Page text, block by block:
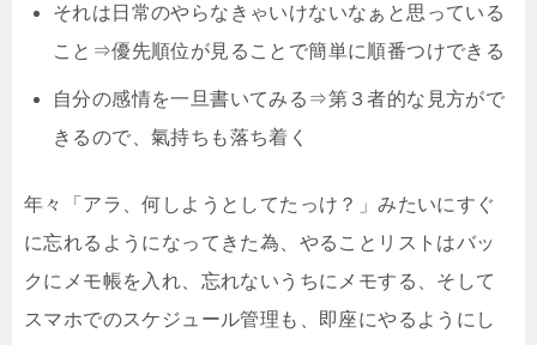
それは日常のやらなきゃいけないなぁと思っている
こと⇒優先順位が見ることで簡単に順番つけできる
自分の感情を一旦書いてみる⇒第３者的な見方がで
きるので、氣持ちも落ち着く
年々「アラ、何しようとしてたっけ？」みたいにすぐ
に忘れるようになってきた為、やることリストはバッ
クにメモ帳を入れ、忘れないうちにメモする、そして
スマホでのスケジュール管理も、即座にやるようにし